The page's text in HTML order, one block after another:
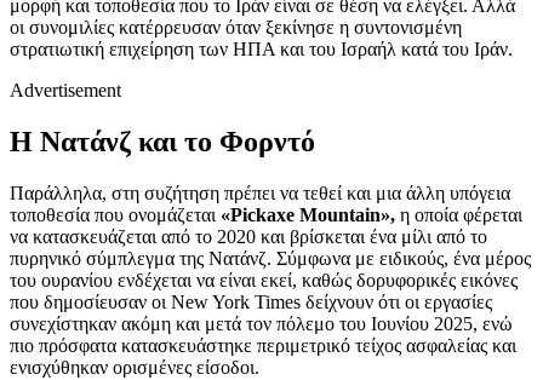
μορφή και τοποθεσία που το Ιράν είναι σε θέση να ελέγξει. Αλλά
οι συνομιλίες κατέρρευσαν όταν ξεκίνησε η συντονισμένη
στρατιωτική επιχείρηση των ΗΠΑ και του Ισραήλ κατά του Ιράν.
Advertisement
Η Νατάνζ και το Φορντό
Παράλληλα, στη συζήτηση πρέπει να τεθεί και μια άλλη υπόγεια
τοποθεσία που ονομάζεται «Pickaxe Mountain», η οποία φέρεται
να κατασκευάζεται από το 2020 και βρίσκεται ένα μίλι από το
πυρηνικό σύμπλεγμα της Νατάνζ. Σύμφωνα με ειδικούς, ένα μέρος
του ουρανίου ενδέχεται να είναι εκεί, καθώς δορυφορικές εικόνες
που δημοσίευσαν οι New York Times δείχνουν ότι οι εργασίες
συνεχίστηκαν ακόμη και μετά τον πόλεμο του Ιουνίου 2025, ενώ
πιο πρόσφατα κατασκευάστηκε περιμετρικό τείχος ασφαλείας και
ενισχύθηκαν ορισμένες είσοδοι.